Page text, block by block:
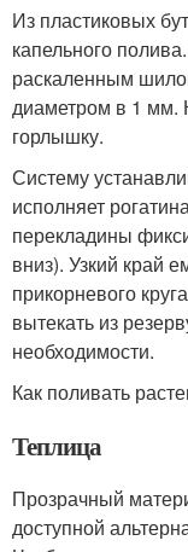
Из пластиковых
капельного
раскаленным
диаметром в 1 мм.
горлышку.
Систему
исполняет
перекладины
вниз). Узкий край
прикорневого
вытекать из
необходимости.
Как поливать
Теплица
Прозрачный
доступной